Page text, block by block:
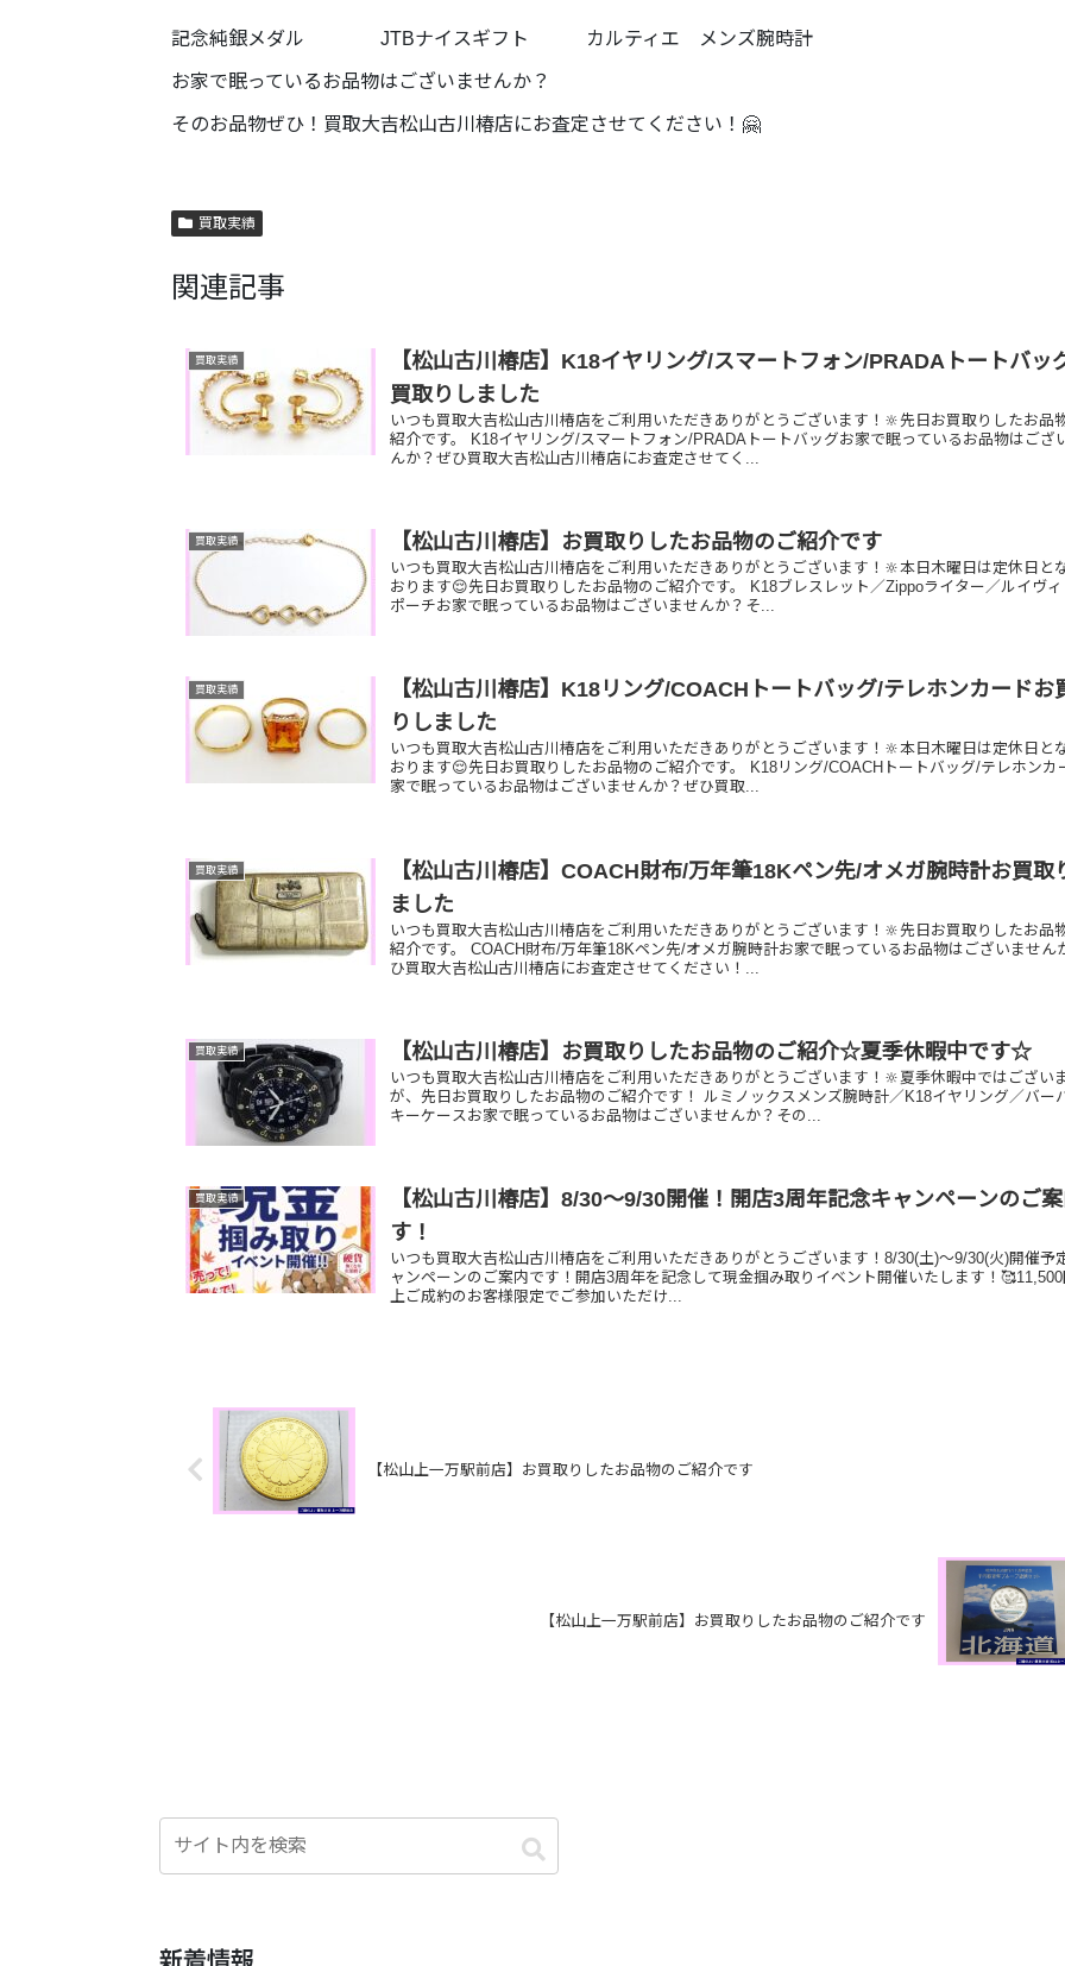
記念純銀メダル JTBナイスギフト カルティエ メンズ腕時計
お家で眠っているお品物はございませんか？
そのお品物ぜひ！買取大吉松山古川椿店にお査定させてください！🤗
買取実績
関連記事
買取実績
【松山古川椿店】K18イヤリング/スマートフォン/PRADAトートバッ
買取りしました
いつも買取大吉松山古川椿店をご利用いただきありがとうございます！🔆先日お買取りしたお品
紹介です。 K18イヤリング/スマートフォン/PRADAトートバッグお家で眠っているお品物はござ
んか？ぜひ買取大吉松山古川椿店にお査定させてく...
買取実績 【松山古川椿店】お買取りしたお品物のご紹介です
いつも買取大吉松山古川椿店をご利用いただきありがとうございます！🔆本日木曜日は定休日と
おります😌先日お買取りしたお品物のご紹介です。 K18ブレスレット／Zippoライター／ルイヴ
ポーチお家で眠っているお品物はございませんか？そ...
買取実績
【松山古川椿店】K18リング/COACHトートバッグ/テレホンカードお
りしました
いつも買取大吉松山古川椿店をご利用いただきありがとうございます！🔆本日木曜日は定休日と
おります😌先日お買取りしたお品物のご紹介です。 K18リング/COACHトートバッグ/テレホンカ
家で眠っているお品物はございませんか？ぜひ買取...
買取実績
【松山古川椿店】COACH財布/万年筆18Kペン先/オメガ腕時計お買取
ました
いつも買取大吉松山古川椿店をご利用いただきありがとうございます！🔆先日お買取りしたお品
紹介です。 COACH財布/万年筆18Kペン先/オメガ腕時計お家で眠っているお品物はございません
ひ買取大吉松山古川椿店にお査定させてください！...
買取実績 【松山古川椿店】お買取りしたお品物のご紹介☆夏季休暇中です☆
いつも買取大吉松山古川椿店をご利用いただきありがとうございます！🔆夏季休暇中ではござい
が、先日お買取りしたお品物のご紹介です！ ルミノックスメンズ腕時計／K18イヤリング／バー
キーケースお家で眠っているお品物はございませんか？その...
買取実績
【松山古川椿店】8/30～9/30開催！開店3周年記念キャンペーンのご
す！
いつも買取大吉松山古川椿店をご利用いただきありがとうございます！8/30(土)～9/30(火)開催予
ャンペーンのご案内です！開店3周年を記念して現金掴み取りイベント開催いたします！
上ご成約のお客様限定でご参加いただけ...
【松山上一万駅前店】お買取りしたお品物のご紹介です
【松山上一万駅前店】お買取りしたお品物のご紹介です
新着情報